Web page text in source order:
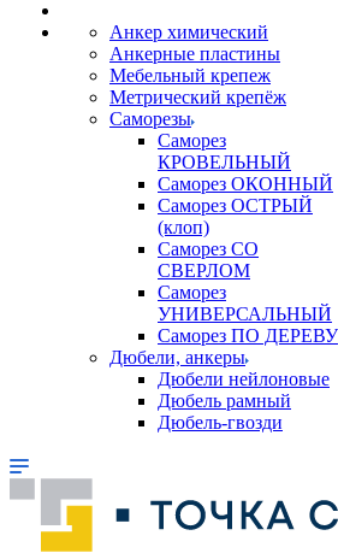
Анкер химический
Анкерные пластины
Мебельный крепеж
Метрический крепёж
Саморезы
Саморез
КРОВЕЛЬНЫЙ
Саморез ОКОННЫЙ
Саморез ОСТРЫЙ
(клоп)
Саморез СО
СВЕРЛОМ
Саморез
УНИВЕРСАЛЬНЫЙ
Саморез ПО ДЕРЕВУ
Дюбели, анкеры
Дюбели нейлоновые
Дюбель рамный
Дюбель-гвозди